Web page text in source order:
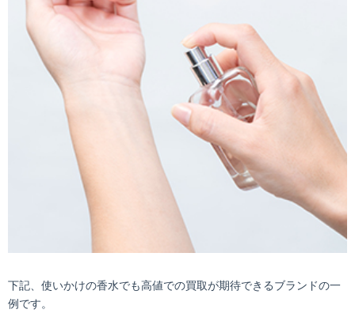
下記、使いかけの香水でも高値での買取が期待できるブランドの一
例です。